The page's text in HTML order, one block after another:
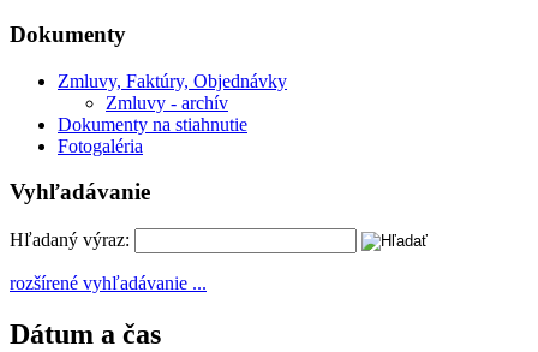
Dokumenty
Zmluvy, Faktúry, Objednávky
Zmluvy - archív
Dokumenty na stiahnutie
Fotogaléria
Vyhľadávanie
Hľadaný výraz:
rozšírené vyhľadávanie ...
Dátum a čas